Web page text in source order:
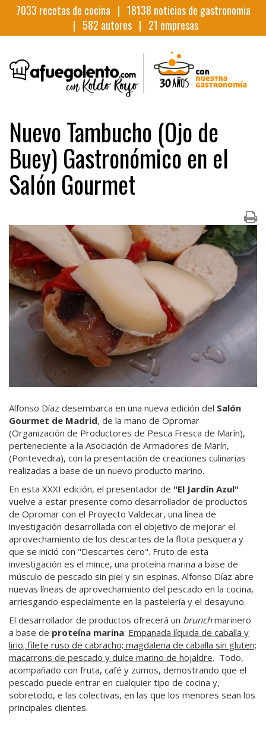
7033 recetas de cocina | 18138 noticias de gastronomia
| 582 autores | 21 empresas
Nuevo Tambucho (Ojo de
Buey) Gastronómico en el
Salón Gourmet
Alfonso Díaz desembarca en una nueva edición del Salón
Gourmet de Madrid, de la mano de Opromar
(Organización de Productores de Pesca Fresca de Marín),
perteneciente a la Asociación de Armadores de Marín,
(Pontevedra), con la presentación de creaciones culinarias
realizadas a base de un nuevo producto marino.
En esta XXXI edición, el presentador de "El Jardín Azul"
vuelve a estar presente como desarrollador de productos
de Opromar con el Proyecto Valdecar, una línea de
investigación desarrollada con el objetivo de mejorar el
aprovechamiento de los descartes de la flota pesquera y
que se inició con "Descartes cero". Fruto de esta
investigación es el mince, una proteína marina a base de
músculo de pescado sin piel y sin espinas. Alfonso Díaz abre
nuevas líneas de aprovechamiento del pescado en la cocina,
arriesgando especialmente en la pastelería y el desayuno.
El desarrollador de productos ofrecerá un brunchmarinero
a base de proteína marina: Empanada líquida de caballa y
lirio; filete ruso de cabracho; magdalena de caballa sin gluten;
macarrons de pescado y dulce marino de hojaldre. Todo,
acompañado con fruta, café y zumos, demostrando que el
pescado puede entrar en cualquier tipo de cocina y,
sobretodo, e las colectivas, en las que los menores sean los
principales clientes.